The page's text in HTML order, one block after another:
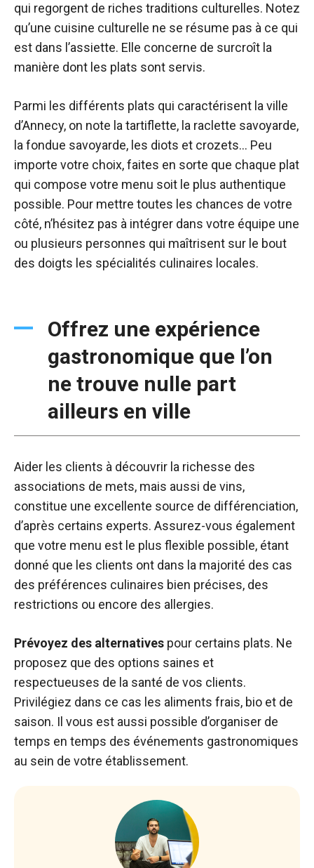
qui regorgent de riches traditions culturelles. Notez
qu’une cuisine culturelle ne se résume pas à ce qui
est dans l’assiette. Elle concerne de surcroît la
manière dont les plats sont servis.
Parmi les différents plats qui caractérisent la ville
d’Annecy, on note la tartiflette, la raclette savoyarde,
la fondue savoyarde, les diots et crozets… Peu
importe votre choix, faites en sorte que chaque plat
qui compose votre menu soit le plus authentique
possible. Pour mettre toutes les chances de votre
côté, n’hésitez pas à intégrer dans votre équipe une
ou plusieurs personnes qui maîtrisent sur le bout
des doigts les spécialités culinaires locales.
Offrez une expérience
gastronomique que l’on
ne trouve nulle part
ailleurs en ville
Aider les clients à découvrir la richesse des
associations de mets, mais aussi de vins,
constitue une excellente source de différenciation,
d’après certains experts. Assurez-vous également
que votre menu est le plus flexible possible, étant
donné que les clients ont dans la majorité des cas
des préférences culinaires bien précises, des
restrictions ou encore des allergies.
Prévoyez des alternatives pour certains plats. Ne
proposez que des options saines et
respectueuses de la santé de vos clients.
Privilégiez dans ce cas les aliments frais, bio et de
saison. Il vous est aussi possible d’organiser de
temps en temps des événements gastronomiques
au sein de votre établissement.